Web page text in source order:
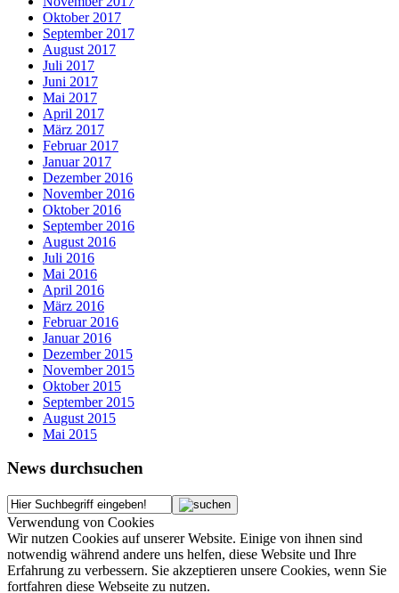
Oktober 2017
September 2017
August 2017
Juli 2017
Juni 2017
Mai 2017
April 2017
März 2017
Februar 2017
Januar 2017
Dezember 2016
November 2016
Oktober 2016
September 2016
August 2016
Juli 2016
Mai 2016
April 2016
März 2016
Februar 2016
Januar 2016
Dezember 2015
November 2015
Oktober 2015
September 2015
August 2015
Mai 2015
News durchsuchen
Verwendung von Cookies
Wir nutzen Cookies auf unserer Website. Einige von ihnen sind
notwendig während andere uns helfen, diese Website und Ihre
Erfahrung zu verbessern. Sie akzeptieren unsere Cookies, wenn Sie
fortfahren diese Webseite zu nutzen.